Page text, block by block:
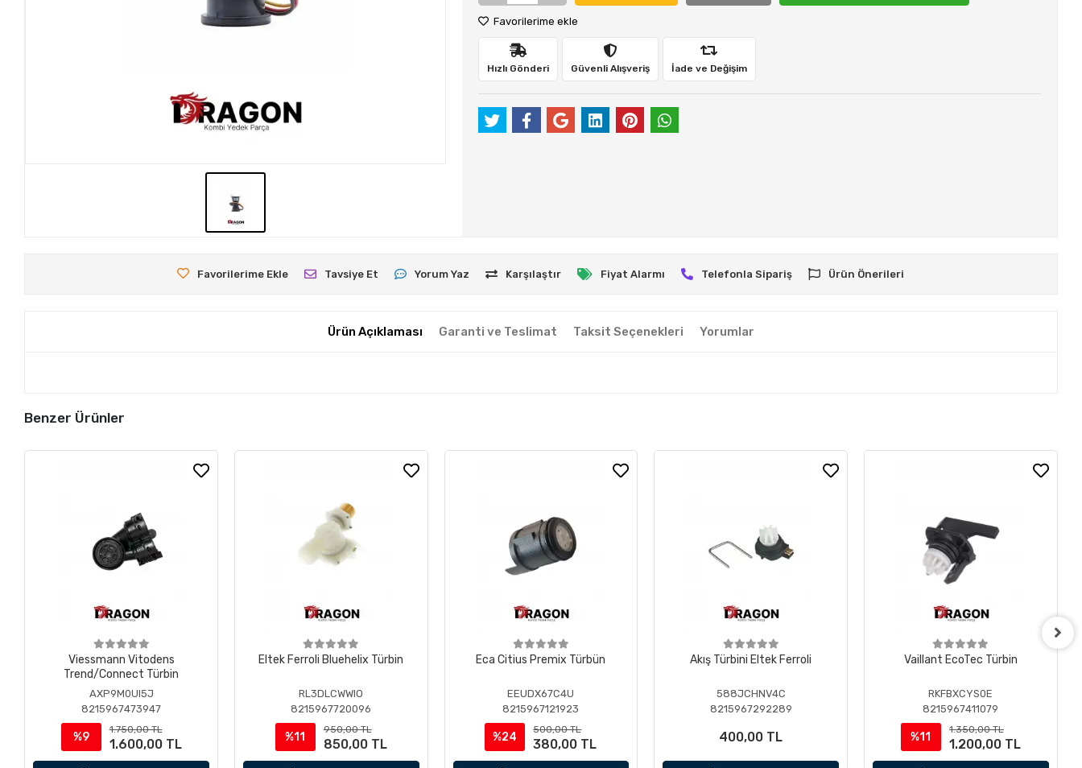
Favorilerime ekle
Hızlı Gönderi Güvenli Alışveriş İade ve Değişim
Favorilerime Ekle Tavsiye Et Yorum Yaz Karşılaştır Fiyat Alarmı Telefonla Sipariş Ürün Önerileri
Ürün Açıklaması Garanti ve Teslimat Taksit Seçenekleri Yorumlar
Benzer Ürünler
Viessmann Vitodens
Trend/Connect Türbin
AXP9M0UI5J
8215967473947
%9
1.750,00 TL
1.600,00 TL
Eltek Ferroli Bluehelix Türbin
RL3DLCWWIO
8215967720096
%11
950,00 TL
850,00 TL
Eca Citius Premix Türbün
EEUDX67C4U
8215967121923
%24
500,00 TL
380,00 TL
Akış Türbini Eltek Ferroli
588JCHNV4C
8215967292289
400,00 TL
Vaillant EcoTec Türbin
RKFBXCYS0E
8215967411079
%11
1.350,00 TL
1.200,00 TL